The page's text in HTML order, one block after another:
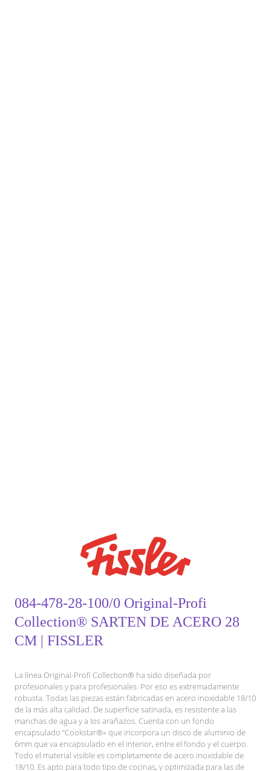
084-478-28-100/0 Original-Profi
Collection® SARTEN DE ACERO 28
CM | FISSLER
La línea Original-Profi Collection® ha sido diseñada por
profesionales y para profesionales. Por eso es extremadamente
robusta. Todas las piezas están fabricadas en acero inoxidable 18/10
de la más alta calidad. De superficie satinada, es resistente a las
manchas de agua y a los arañazos. Cuenta con un fondo
encapsulado “Cookstar®» que incorpora un disco de aluminio de
6mm que va encapsulado en el interior, entre el fondo y el cuerpo.
Todo el material visible es completamente de acero inoxidable de
18/10. Es apto para todo tipo de cocinas, y optimizada para las de